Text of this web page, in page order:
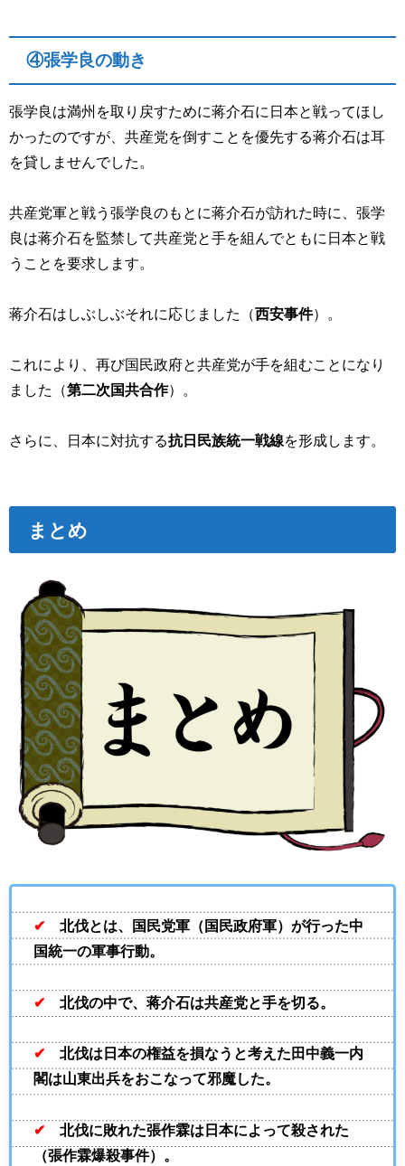
④張学良の動き
張学良は満州を取り戻すために蒋介石に日本と戦ってほし
かったのですが、共産党を倒すことを優先する蒋介石は耳
を貸しませんでした。
共産党軍と戦う張学良のもとに蒋介石が訪れた時に、張学
良は蒋介石を監禁して共産党と手を組んでともに日本と戦
うことを要求します。
蒋介石はしぶしぶそれに応じました（西安事件）。
これにより、再び国民政府と共産党が手を組むことになり
ました（第二次国共合作）。
さらに、日本に対抗する抗日民族統一戦線を形成します。
まとめ
✔ 北伐とは、国民党軍（国民政府軍）が行った中
国統一の軍事行動。
✔ 北伐の中で、蒋介石は共産党と手を切る。
✔ 北伐は日本の権益を損なうと考えた田中義一内
閣は山東出兵をおこなって邪魔した。
✔ 北伐に敗れた張作霖は日本によって殺された
（張作霖爆殺事件）。